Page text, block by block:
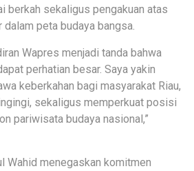
berkah sekaligus pengakuan atas
peta budaya bangsa.
Wapres menjadi tanda bahwa
perhatian besar. Saya yakin
keberkahan bagi masyarakat Riau,
sekaligus memperkuat posisi
pariwisata budaya nasional,”
Wahid menegaskan komitmen